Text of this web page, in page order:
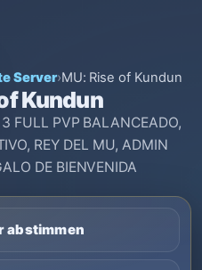
Server›MU: Rise of Kundun
Kundun
FULL PVP BALANCEADO,
REY DEL MU, ADMIN
DE BIENVENIDA
abstimmen